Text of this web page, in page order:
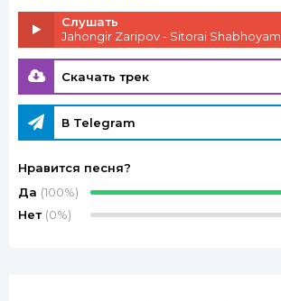
Слушать
Jahongir Zaripov - Sitorai Shabhoyam
Скачать трек
В Telegram
Нравится песня?
Да (100%)
Нет (0%)